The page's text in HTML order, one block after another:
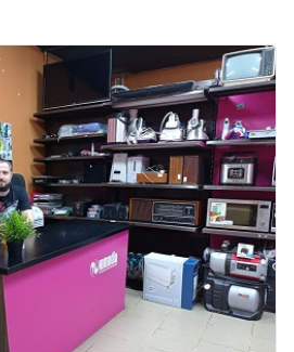
25к1
Юго-Запад
35-1
38к4
24к1
87-3